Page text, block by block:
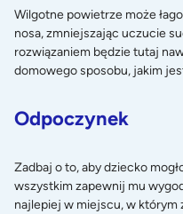
Wilgotne powietrze może
nosa, zmniejszając uczucie
rozwiązaniem będzie tutaj
domowego sposobu, jakim
Odpoczynek
Zadbaj o to, aby dziecko
wszystkim zapewnij mu
najlepiej w miejscu, w którym